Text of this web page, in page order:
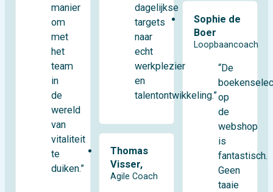
manier
om
met
het
team
in
de
wereld
van
vitaliteit
te
duiken.”
dagelijkse
targets
naar
echt
werkplezier
en
talentontwikkeling.”
Thomas
Visser,
Agile Coach
Sophie de
Boer
Loopbaancoach
“De
op
de
webshop
is
fantastisch.
Geen
taaie